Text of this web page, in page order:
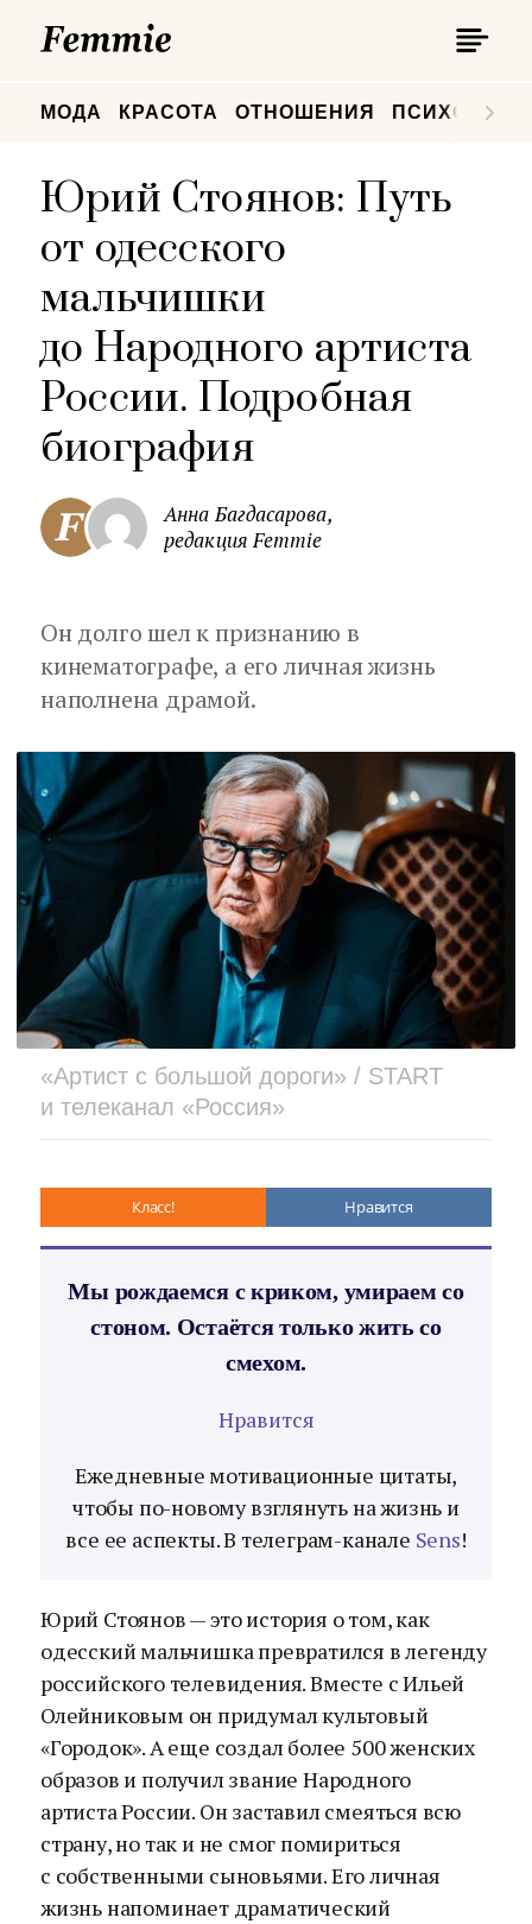
МОДА КРАСОТА ОТНОШЕНИЯ
Юрий Стоянов: Путь
от одесского
мальчишки
до Народного артиста
России. Подробная
биография
Анна Багдасарова,
редакция Femmie
Он долго шел к признанию в
кинематографе, а его личная жизнь
наполнена драмой.
«Артист с большой дороги» / START
и телеканал «Россия»
Класс! Нравится
Мы рождаемся с криком, умираем со
стоном. Остаётся только жить со
смехом.
Нравится
Ежедневные мотивационные цитаты,
чтобы по-новому взглянуть на жизнь и
все ее аспекты. В телеграм-канале Sens!
Юрий Стоянов — это история о том, как
одесский мальчишка превратился в легенду
российского телевидения. Вместе с Ильей
Олейниковым он придумал культовый
«Городок». А еще создал более 500 женских
образов и получил звание Народного
артиста России. Он заставил смеяться всю
страну, но так и не смог помириться
с собственными сыновьями. Его личная
жизнь напоминает драматический